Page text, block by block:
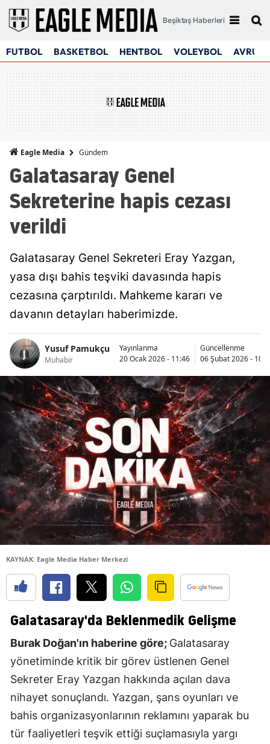
Beşiktaş Haberleri
FUTBOL BASKETBOL HENTBOL VOLEYBOL
Eagle Media Gündem
Galatasaray Genel
Sekreterine hapis cezası
verildi
Galatasaray Genel Sekreteri Eray Yazgan,
yasa dışı bahis teşviki davasında hapis
cezasına çarptırıldı. Mahkeme kararı ve
davanın detayları haberimizde.
Yusuf Pamukçu
Muhabir
Yayınlanma
20 Ocak 2026 - 11:46
Güncellenme
06 Şubat 2026 -
KAYNAK: Eagle Media Haber Merkezi
Galatasaray'da Beklenmedik Gelişme
Burak Doğan'ın haberine göre; Galatasaray
yönetiminde kritik bir görev üstlenen Genel
Sekreter Eray Yazgan hakkında açılan dava
nihayet sonuçlandı. Yazgan, şans oyunları ve
bahis organizasyonlarının reklamını yaparak bu
tür faaliyetleri teşvik ettiği suçlamasıyla yargı